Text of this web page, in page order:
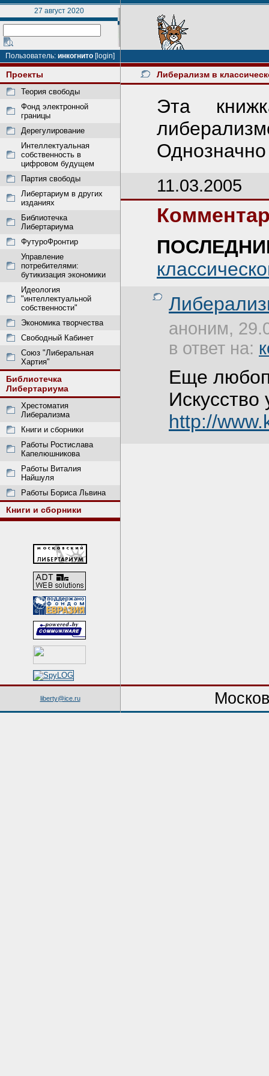
27 август 2020
Пользователь: инкогнито [login]
Проекты
Теория свободы
Фонд электронной
границы
Дерегулирование
Интеллектуальная
собственность в
цифровом будущем
Партия свободы
Либертариум в других
изданиях
Библиотечка
Либертариума
ФутуроФронтир
Управление
потребителями:
бутикизация экономики
Идеология
"интеллектуальной
собственности"
Экономика творчества
Свободный Кабинет
Союз "Либеральная
Хартия"
Библиотечка
Либертариума
Хрестоматия
Либерализма
Книги и сборники
Работы Ростислава
Капелюшникова
Работы Виталия
Найшуля
Работы Бориса Львина
Книги и сборники
Либерализм в
Эта
11.03.2005
аноним,
в ответ на:
Еще
Искусство
http://
liberty@ice.ru